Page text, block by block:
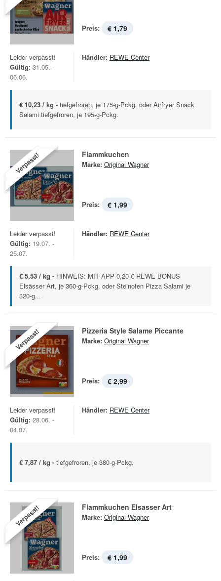
Preis: € 1,79
Leider verpasst!
Gültig: 31.05. -
06.06.
Händler: REWE Center
€ 10,23 / kg - tiefgefroren, je 175-g-Pckg. oder Airfryer Snack
Salami tiefgefroren, je 195-g-Pckg.
Verpasst! Flammkuchen
Marke: Original Wagner
Preis: € 1,99
Leider verpasst!
Gültig: 19.07. -
25.07.
Händler: REWE Center
€ 5,53 / kg - HINWEIS: MIT APP 0,20 € REWE BONUS
Elsässer Art, je 360-g-Pckg. oder Steinofen Pizza Salami je
320-g...
Verpasst! Pizzeria Style Salame Piccante
Marke: Original Wagner
Preis: € 2,99
Leider verpasst!
Gültig: 28.06. -
04.07.
Händler: REWE Center
€ 7,87 / kg - tiefgefroren, je 380-g-Pckg.
Verpasst! Flammkuchen Elsasser Art
Marke: Original Wagner
Preis: € 1,99